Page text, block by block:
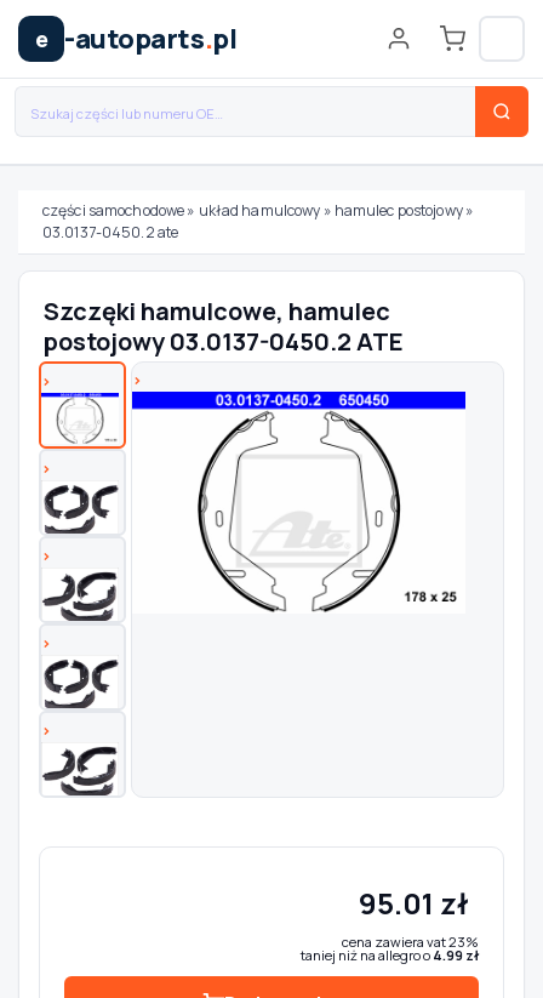
e -autoparts.pl
Wybierz swój pojazd
MARKA
MODEL
TYP / SILNIK
Szukaj pasujących części
części samochodowe» układ hamulcowy » hamulec postojowy»
03.0137-0450.2 ate
Szczęki hamulcowe, hamulec
postojowy 03.0137-0450.2 ATE
95.01 zł
cena zawiera vat 23%
taniej niż na allegro o 4.99 zł